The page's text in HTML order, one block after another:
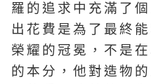
羅的追求中充滿了
出花費是為了最終
榮耀的冠冕，不是
的本分，他對造物